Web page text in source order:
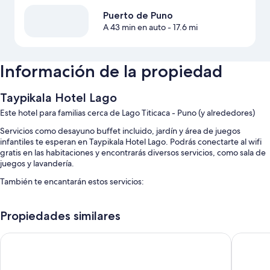
Puerto de Puno
A 43 min en auto- 17.6 mi
Información de la propiedad
Taypikala Hotel Lago
Este hotel para familias cerca de Lago Titicaca - Puno (y alrededores)
Servicios como desayuno buffet incluido, jardín y área de juegos
infantiles te esperan en Taypikala Hotel Lago. Podrás conectarte al wifi
gratis en las habitaciones y encontrarás diversos servicios, como sala de
juegos y lavandería.
También te encantarán estos servicios:
Estacionamiento gratis
Servicio de cuidado de niños (con cargo), salón de banquetes y
Propiedades similares
Tierra Viva Puno Plaza Sonesta